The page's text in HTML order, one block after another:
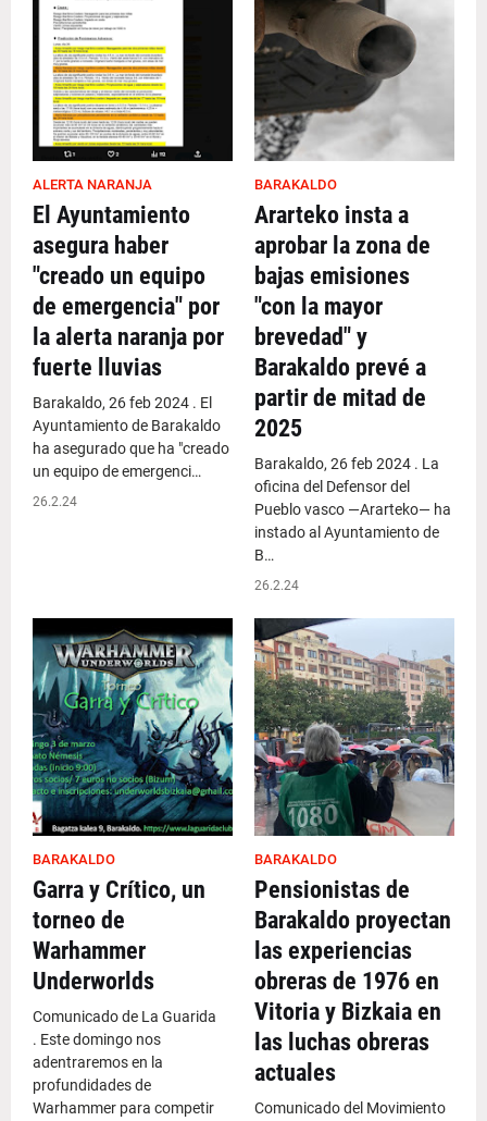
ALERTA NARANJA
El Ayuntamiento
asegura haber
"creado un equipo
de emergencia" por
la alerta naranja por
fuerte lluvias
Barakaldo, 26 feb 2024 . El
Ayuntamiento de Barakaldo
ha asegurado que ha "creado
un equipo de emergenci…
26.2.24
BARAKALDO
Ararteko insta a
aprobar la zona de
bajas emisiones
"con la mayor
brevedad" y
Barakaldo prevé a
partir de mitad de
2025
Barakaldo, 26 feb 2024 . La
oficina del Defensor del
Pueblo vasco —Ararteko— ha
instado al Ayuntamiento de
B…
26.2.24
BARAKALDO
Garra y Crítico, un
torneo de
Warhammer
Underworlds
Comunicado de La Guarida
. Este domingo nos
adentraremos en la
profundidades de
Warhammer para competir
BARAKALDO
Pensionistas de
Barakaldo proyectan
las experiencias
obreras de 1976 en
Vitoria y Bizkaia en
las luchas obreras
actuales
Comunicado del Movimiento